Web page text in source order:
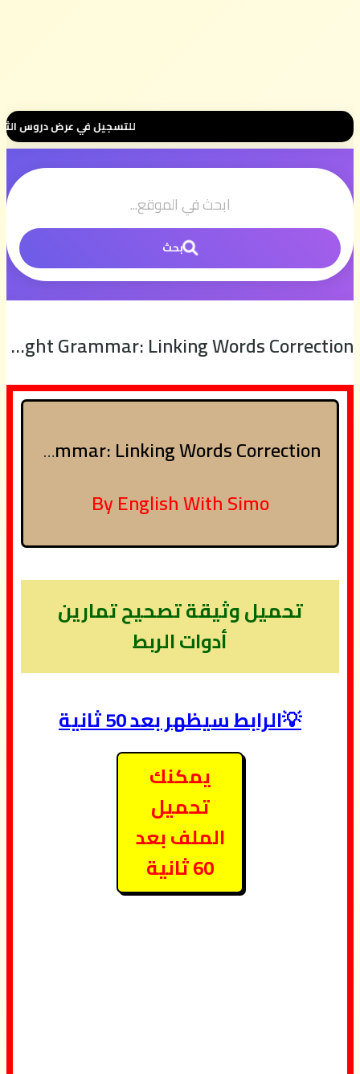
للتسجيل في عرض دروس الثانية بكالوريا 📚 بثمن رمزي 💰 500 درهم فقط للموسم الكامل ⭐
بحث
Download Unit Eight Grammar: Linking Words Correction
Download Unit Eight Grammar: Linking Words Correction
By English With Simo
تحميل وثيقة تصحيح تمارين
أدوات الربط
💡الرابط سيظهر بعد 50 ثانية
يمكنك
تحميل
الملف بعد
60 ثانية